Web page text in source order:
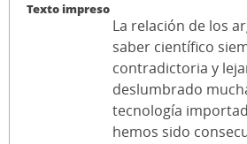
Texto impreso
La relación de los
saber científico
contradictoria y
deslumbrado
tecnología
hemos sido